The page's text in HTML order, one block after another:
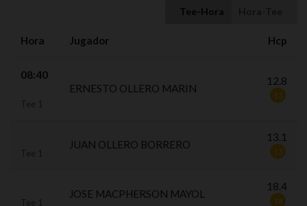
Tee-Hora
Hora Jugador Hcp
08:40
ERNESTO OLLERO MARIN
12.8
13
JUAN OLLERO BORRERO
13.1
13
JOSE MACPHERSON MAYOL
18.4
18